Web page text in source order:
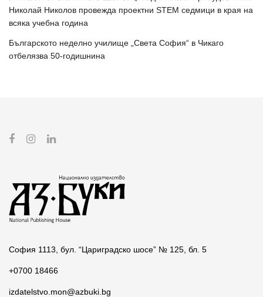
Николай Николов провежда проектни STEM седмици в края на
всяка учебна година
Българското неделно училище „Света София“ в Чикаго
отбелязва 50-годишнина
София 1113, бул. “Цариградско шосе” № 125, бл. 5
+0700 18466
izdatelstvo.mon@azbuki.bg